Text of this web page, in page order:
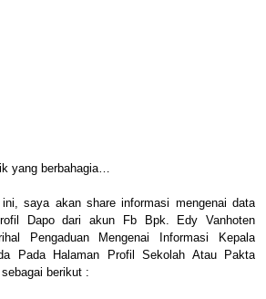
yang berbahagia…
saya akan share informasi mengenai data
Dapo dari akun Fb Bpk. Edy Vanhoten
Pengaduan Mengenai Informasi Kepala
Pada Halaman Profil Sekolah Atau Pakta
berikut :